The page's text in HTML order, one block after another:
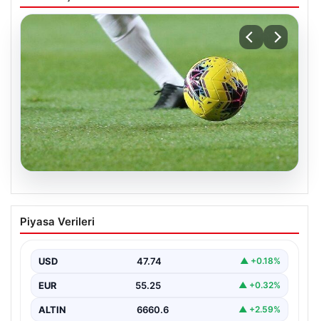
Bugün hangi maçlar var? 08 Ağustos
Cumartesi 2026 günün maç programı,
Piyasa Verileri
USD 47.74 ▲ +0.18%
EUR 55.25 ▲ +0.32%
ALTIN 6660.6 ▲ +2.59%